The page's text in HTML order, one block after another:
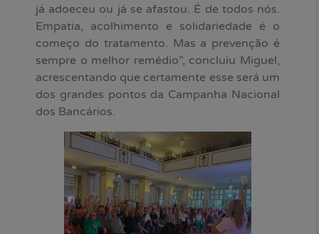
já adoeceu ou já se afastou. É de todos nós.
Empatia, acolhimento e solidariedade é o
começo do tratamento. Mas a prevenção é
sempre o melhor remédio”, concluiu Miguel,
acrescentando que certamente esse será um
dos grandes pontos da Campanha Nacional
dos Bancários.